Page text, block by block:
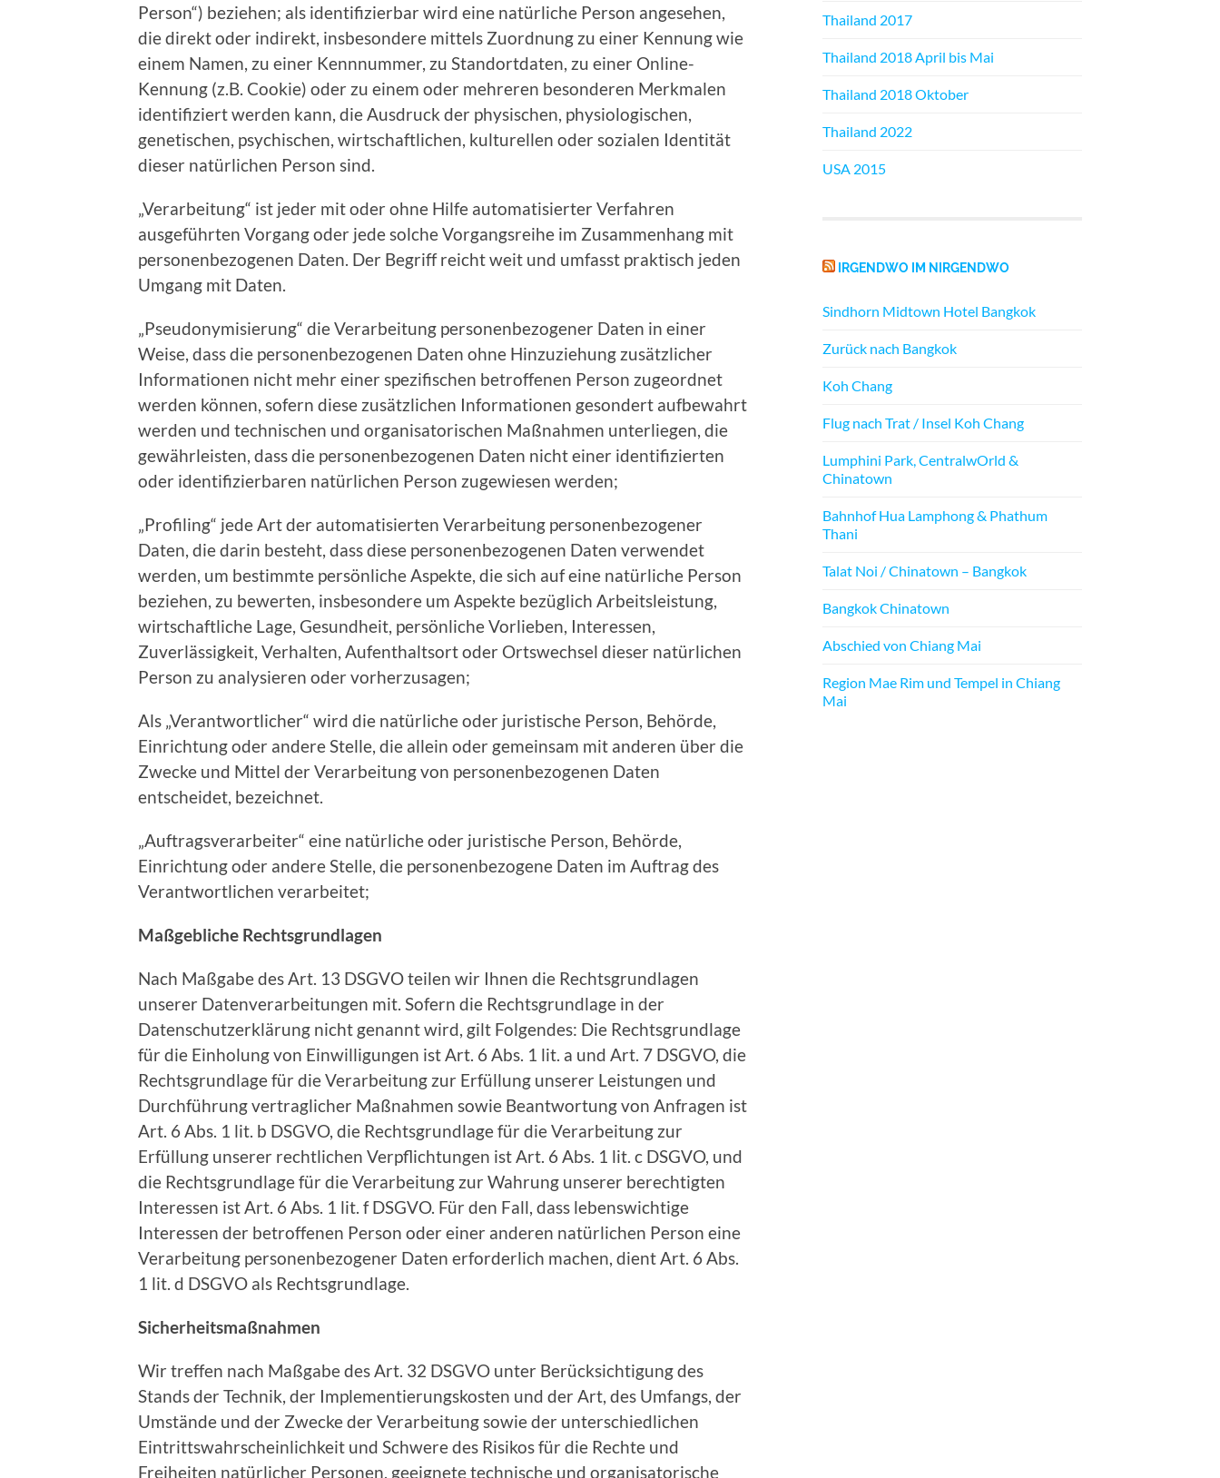
Person“) beziehen; als identifizierbar wird eine natürliche Person angesehen,
die direkt oder indirekt, insbesondere mittels Zuordnung zu einer Kennung wie
einem Namen, zu einer Kennnummer, zu Standortdaten, zu einer Online-
Kennung (z.B. Cookie) oder zu einem oder mehreren besonderen Merkmalen
identifiziert werden kann, die Ausdruck der physischen, physiologischen,
genetischen, psychischen, wirtschaftlichen, kulturellen oder sozialen Identität
dieser natürlichen Person sind.
„Verarbeitung“ ist jeder mit oder ohne Hilfe automatisierter Verfahren
ausgeführten Vorgang oder jede solche Vorgangsreihe im Zusammenhang mit
personenbezogenen Daten. Der Begriff reicht weit und umfasst praktisch jeden
Umgang mit Daten.
„Pseudonymisierung“ die Verarbeitung personenbezogener Daten in einer
Weise, dass die personenbezogenen Daten ohne Hinzuziehung zusätzlicher
Informationen nicht mehr einer spezifischen betroffenen Person zugeordnet
werden können, sofern diese zusätzlichen Informationen gesondert aufbewahrt
werden und technischen und organisatorischen Maßnahmen unterliegen, die
gewährleisten, dass die personenbezogenen Daten nicht einer identifizierten
oder identifizierbaren natürlichen Person zugewiesen werden;
„Profiling“ jede Art der automatisierten Verarbeitung personenbezogener
Daten, die darin besteht, dass diese personenbezogenen Daten verwendet
werden, um bestimmte persönliche Aspekte, die sich auf eine natürliche Person
beziehen, zu bewerten, insbesondere um Aspekte bezüglich Arbeitsleistung,
wirtschaftliche Lage, Gesundheit, persönliche Vorlieben, Interessen,
Zuverlässigkeit, Verhalten, Aufenthaltsort oder Ortswechsel dieser natürlichen
Person zu analysieren oder vorherzusagen;
Als „Verantwortlicher“ wird die natürliche oder juristische Person, Behörde,
Einrichtung oder andere Stelle, die allein oder gemeinsam mit anderen über die
Zwecke und Mittel der Verarbeitung von personenbezogenen Daten
entscheidet, bezeichnet.
„Auftragsverarbeiter“ eine natürliche oder juristische Person, Behörde,
Einrichtung oder andere Stelle, die personenbezogene Daten im Auftrag des
Verantwortlichen verarbeitet;
Maßgebliche Rechtsgrundlagen
Nach Maßgabe des Art. 13 DSGVO teilen wir Ihnen die Rechtsgrundlagen
unserer Datenverarbeitungen mit. Sofern die Rechtsgrundlage in der
Datenschutzerklärung nicht genannt wird, gilt Folgendes: Die Rechtsgrundlage
für die Einholung von Einwilligungen ist Art. 6 Abs. 1 lit. a und Art. 7 DSGVO, die
Rechtsgrundlage für die Verarbeitung zur Erfüllung unserer Leistungen und
Durchführung vertraglicher Maßnahmen sowie Beantwortung von Anfragen ist
Art. 6 Abs. 1 lit. b DSGVO, die Rechtsgrundlage für die Verarbeitung zur
Erfüllung unserer rechtlichen Verpflichtungen ist Art. 6 Abs. 1 lit. c DSGVO, und
die Rechtsgrundlage für die Verarbeitung zur Wahrung unserer berechtigten
Interessen ist Art. 6 Abs. 1 lit. f DSGVO. Für den Fall, dass lebenswichtige
Interessen der betroffenen Person oder einer anderen natürlichen Person eine
Verarbeitung personenbezogener Daten erforderlich machen, dient Art. 6 Abs.
1 lit. d DSGVO als Rechtsgrundlage.
Sicherheitsmaßnahmen
Wir treffen nach Maßgabe des Art. 32 DSGVO unter Berücksichtigung des
Stands der Technik, der Implementierungskosten und der Art, des Umfangs, der
Umstände und der Zwecke der Verarbeitung sowie der unterschiedlichen
Eintrittswahrscheinlichkeit und Schwere des Risikos für die Rechte und
Freiheiten natürlicher Personen, geeignete technische und organisatorische
Thailand 2017
Thailand 2018 April bis Mai
Thailand 2018 Oktober
Thailand 2022
USA 2015
IRGENDWO IM NIRGENDWO
Sindhorn Midtown Hotel Bangkok
Zurück nach Bangkok
Koh Chang
Flug nach Trat / Insel Koh Chang
Lumphini Park, CentralwOrld &
Chinatown
Bahnhof Hua Lamphong & Phathum
Thani
Talat Noi / Chinatown – Bangkok
Bangkok Chinatown
Abschied von Chiang Mai
Region Mae Rim und Tempel in Chiang
Mai